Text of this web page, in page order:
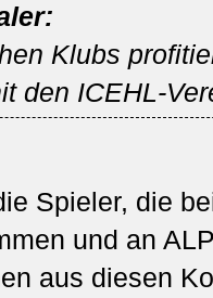
Klubs
den ICEHL-
Spieler, die
und an
aus diesen